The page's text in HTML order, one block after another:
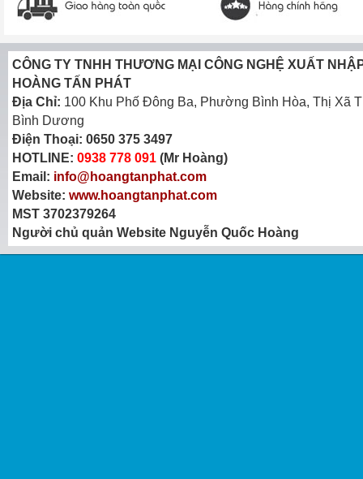
CÔNG TY TNHH THƯƠNG MẠI CÔNG NGHỆ XUẤT
HOÀNG TẤN PHÁT
Địa Chỉ: 100 Khu Phố Đông Ba, Phường Bình Hòa, Thị Xã
Bình Dương
Điện Thoại: 0650 375 3497
HOTLINE: 0938 778 091 (Mr Hoàng)
Email: info@hoangtanphat.com
Website: www.hoangtanphat.com
MST 3702379264
Người chủ quản Website Nguyễn Quốc Hoàng